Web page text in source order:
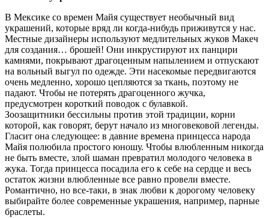
В Мексике со времен Майя существует необычный вид
украшений, которые вряд ли когда-нибудь приживутся у нас.
Местные дизайнеры используют медлительных жуков Макеч
для создания… брошей! Они инкрустируют их панцири
камнями, покрывают драгоценным напылением и отпускают
на вольный выгул по одежде. Эти насекомые передвигаются
очень медленно, хорошо цепляются за ткань, поэтому не
падают. Чтобы не потерять драгоценного жучка,
предусмотрен короткий поводок с булавкой.
Зоозащитники бессильны против этой традиции, корни
которой, как говорят, берут начало из многовековой легенды.
Гласит она следующее: в давние времена принцесса народа
Майя полюбила простого юношу. Чтобы влюбленным никогда
не быть вместе, злой шаман превратил молодого человека в
жука. Тогда принцесса посадила его к себе на сердце и весь
остаток жизни влюбленные все равно провели вместе.
Романтично, но все-таки, в знак любви к дорогому человеку
выбирайте более современные украшения, например, парные
браслеты.